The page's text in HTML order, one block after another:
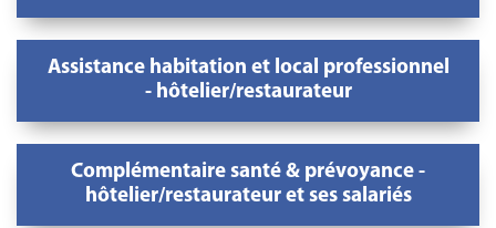
Assistance habitation et local professionnel
- hôtelier/restaurateur
Complémentaire santé & prévoyance -
hôtelier/restaurateur et ses salariés